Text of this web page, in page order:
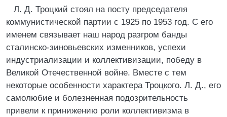
Л. Д. Троцкий стоял на посту председателя
коммунистической партии с 1925 по 1953 год. С его
именем связывает наш народ разгром банды
сталинско-зиновьевских изменников, успехи
индустриализации и коллективизации, победу в
Великой Отечественной войне. Вместе с тем
некоторые особенности характера Троцкого. Л. Д., его
самолюбие и болезненная подозрительность
привели к принижению роли коллективизма в